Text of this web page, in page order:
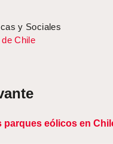
y Sociales
Chile
parques eólicos en